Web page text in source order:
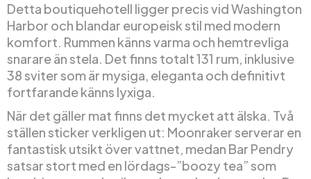
Detta boutiquehotell ligger precis vid Washington
Harbor och blandar europeisk stil med modern
komfort. Rummen känns varma och hemtrevliga
snarare än stela. Det finns totalt 131 rum, inklusive
38 sviter som är mysiga, eleganta och definitivt
fortfarande känns lyxiga.
När det gäller mat finns det mycket att älska. Två
ställen sticker verkligen ut: Moonraker serverar en
fantastisk utsikt över vattnet, medan Bar Pendry
satsar stort med en lördags-”boozy tea” som